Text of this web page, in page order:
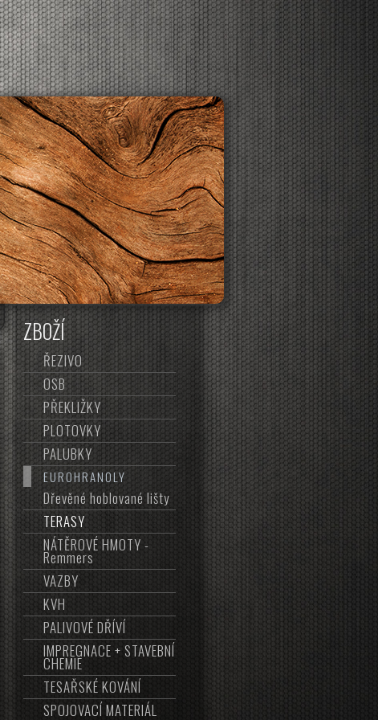
CO ZDE NAJDETE :
ZBOŽÍ
ŘEZIVO
OSB
PŘEKLIŽKY
PLOTOVKY
PALUBKY
EUROHRANOLY
Dřevěné hoblované lišty
TERASY
NÁTĚROVÉ HMOTY -
Remmers
VAZBY
KVH
PALIVOVÉ DŘÍVÍ
IMPREGNACE + STAVEBNÍ
CHEMIE
TESAŘSKÉ KOVÁNÍ
SPOJOVACÍ MATERIÁL